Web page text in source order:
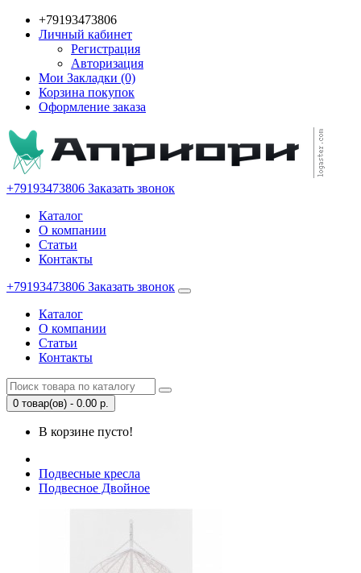
+79193473806
Личный кабинет
Регистрация
Авторизация
Мои Закладки (0)
Корзина покупок
Оформление заказа
+79193473806 Заказать звонок
Каталог
О компании
Статьи
Контакты
+79193473806 Заказать звонок
Каталог
О компании
Статьи
Контакты
0 товар(ов) - 0.00 р.
В корзине пусто!
Подвесные кресла
Подвесное Двойное